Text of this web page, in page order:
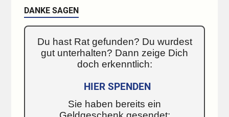
DANKE SAGEN
Du hast Rat gefunden? Du wurdest
gut unterhalten? Dann zeige Dich
doch erkenntlich:
HIER SPENDEN
Sie haben bereits ein